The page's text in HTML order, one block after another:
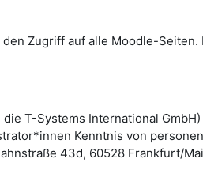
Zugriff auf alle Moodle-Seiten.
T-Systems International
Kenntnis von
43d, 60528 Frankfurt/